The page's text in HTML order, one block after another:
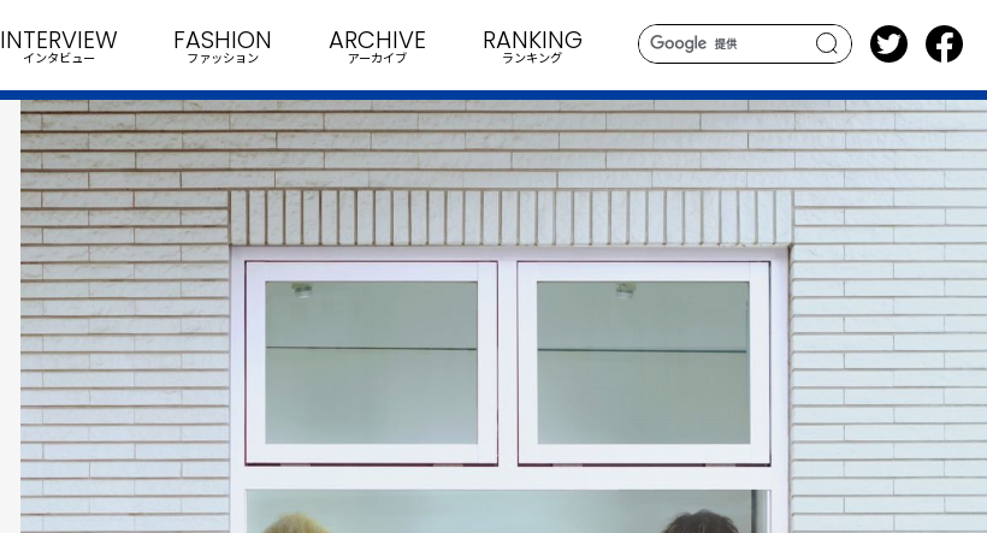
search
INTERVIEW
インタビュー
FASHION
ファッション
ARCHIVE
アーカイブ
RANKING
ランキング